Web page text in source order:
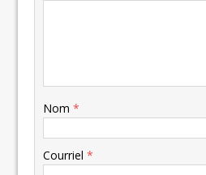
Nom*
Courriel*